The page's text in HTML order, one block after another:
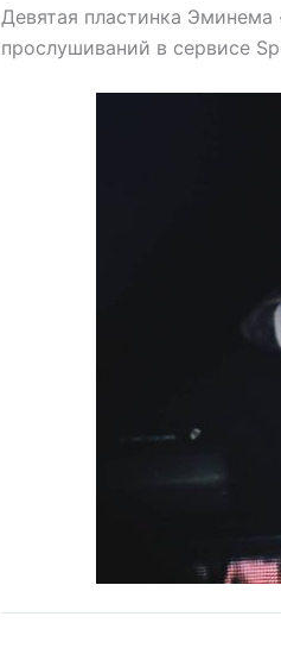
Девятая пластинка Эминема
прослушиваний в сервисе